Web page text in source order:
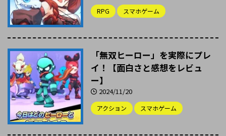
RPG スマホゲーム
「無双ヒーロー」を実際にプレ
イ！【面白さと感想をレビュ
ー】
2024/11/20
アクション スマホゲーム